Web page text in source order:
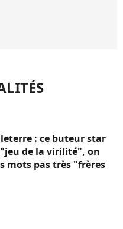
: ce buteur star
de la virilité", on
mots pas très "frères